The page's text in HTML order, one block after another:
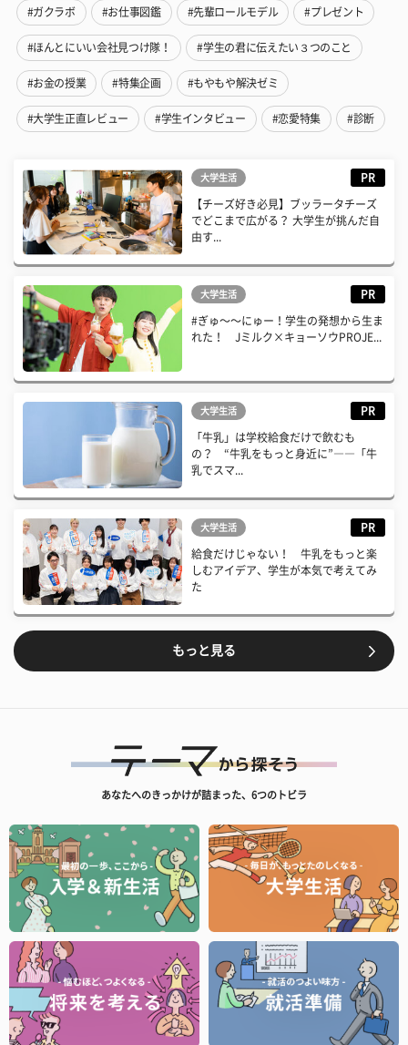
#ガクラボ #お仕事図鑑 #先輩ロールモデル #プレゼント
#ほんとにいい会社見つけ隊！ #学生の君に伝えたい３つのこと
#お金の授業 #特集企画 #もやもや解決ゼミ
#大学生正直レビュー #学生インタビュー #恋愛特集 #診断
大学生活 PR
【チーズ好き必見】ブッラータチーズ
でどこまで広がる？ 大学生が挑んだ自
由す...
大学生活 PR
#ぎゅ〜〜にゅー！学生の発想から生ま
れた！ Jミルク×キョーソウPROJE...
大学生活 PR
「牛乳」は学校給食だけで飲むも
の？ “牛乳をもっと身近に”――「牛
乳でスマ...
大学生活 PR
給食だけじゃない！ 牛乳をもっと楽
しむアイデア、学生が本気で考えてみ
た
もっと見る
あなたへのきっかけが詰まった、6つのトビラ